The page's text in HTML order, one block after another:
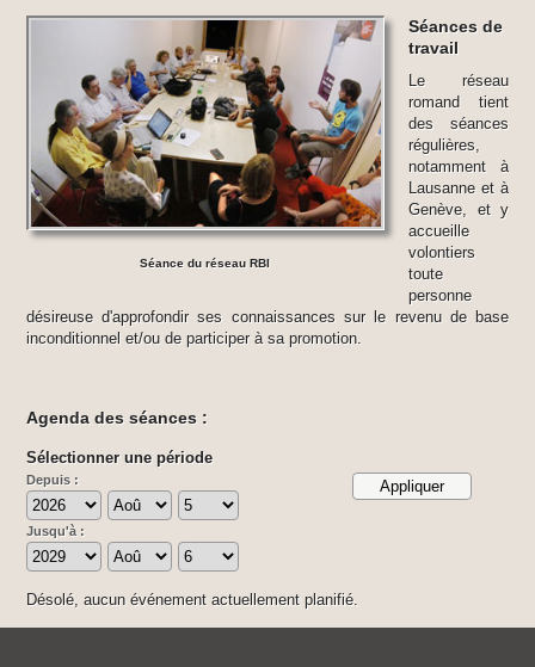
Séance du réseau RBI
Séances de
travail
Le réseau
romand tient
des séances
régulières,
notamment à
Lausanne et à
Genève, et y
accueille
volontiers
toute
personne
désireuse d'approfondir ses connaissances sur le revenu de base
inconditionnel et/ou de participer à sa promotion.
Agenda des séances :
Sélectionner une période
Depuis :
Jusqu'à :
Désolé, aucun événement actuellement planifié.